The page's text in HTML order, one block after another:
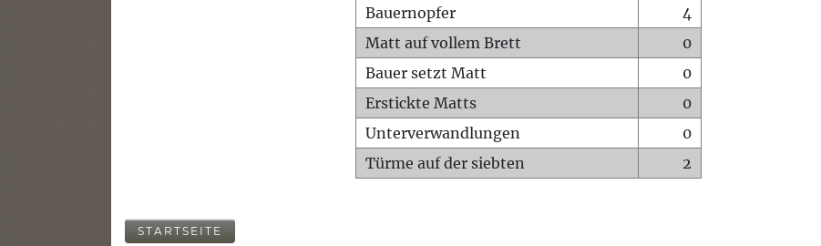
Bauernopfer
4
Matt auf vollem Brett
0
Bauer setzt Matt
0
Erstickte Matts
0
Unterverwandlungen
0
Türme auf der siebten
2
STARTSEITE